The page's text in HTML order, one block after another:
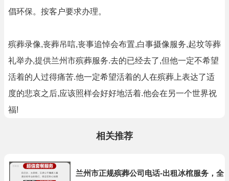
倡环保。按客户要求办理。
殡葬录像,丧葬吊唁,丧事追悼会布置,白事摄像服务,起坟等葬
礼举办,提供兰州市殡葬服务.去的已经去了,但他一定不希望
活着的人过得痛苦.他一定希望活着的人在殡葬上表达了适
度的悲哀之后,应该照样会好好地活着.他会在另一个世界祝
福!
相关推荐
兰州市正规殡葬公司电话-出租冰棺服务，全